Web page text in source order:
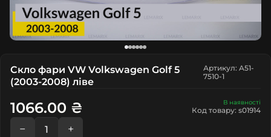
Скло фари VW Volkswagen Golf 5
(2003-2008) ліве
Артикул: A51-
7510-1
В наявності
Код товару: s01914
1066.00 ₴
− +